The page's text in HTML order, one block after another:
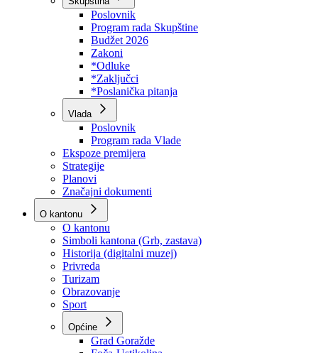
Dokumenti
Skupština
Poslovnik
Program rada Skupštine
Budžet 2026
Zakoni
*Odluke
*Zaključci
*Poslanička pitanja
Vlada
Poslovnik
Program rada Vlade
Ekspoze premijera
Strategije
Planovi
Značajni dokumenti
O kantonu
O kantonu
Simboli kantona (Grb, zastava)
Historija (digitalni muzej)
Privreda
Turizam
Obrazovanje
Sport